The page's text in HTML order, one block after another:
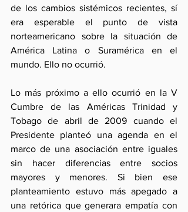
de los cambios sistémicos recientes, sí
era esperable el punto de vista
norteamericano sobre la situación de
América Latina o Suramérica en el
mundo. Ello no ocurrió.
Lo más próximo a ello ocurrió en la V
Cumbre de las Américas Trinidad y
Tobago de abril de 2009 cuando el
Presidente planteó una agenda en el
marco de una asociación entre iguales
sin hacer diferencias entre socios
mayores y menores. Si bien ese
planteamiento estuvo más apegado a
una retórica que generara empatía con